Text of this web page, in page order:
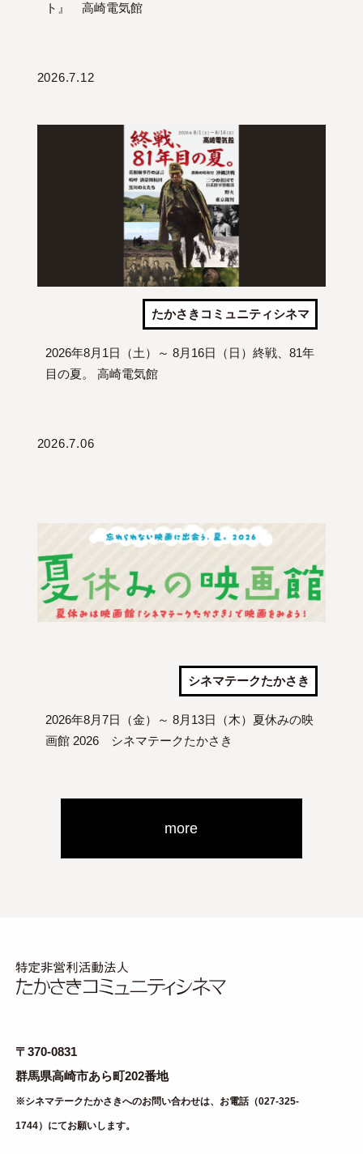
ト』 高崎電気館
2026.7.12
たかさきコミュニティシネマ
2026年8月1日（土）～ 8月16日（日）終戦、81年
目の夏。 高崎電気館
2026.7.06
シネマテークたかさき
2026年8月7日（金）～ 8月13日（木）夏休みの映
画館 2026 シネマテークたかさき
more
〒370-0831
群馬県高崎市あら町202番地
※シネマテークたかさきへのお問い合わせは、お電話（027-325-
1744）にてお願いします。